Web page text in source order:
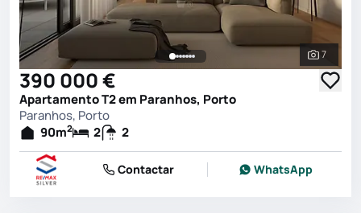
Ver
7
390 000 €
Apartamento T2 em Paranhos, Porto
Paranhos, Porto
90m2 2 2
Contactar WhatsApp